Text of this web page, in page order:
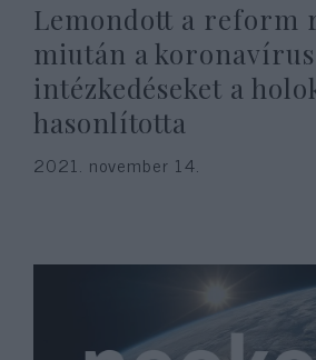
Lemondott a reform
miután a koronavírus
intézkedéseket a
hasonlította
2021. november 14.